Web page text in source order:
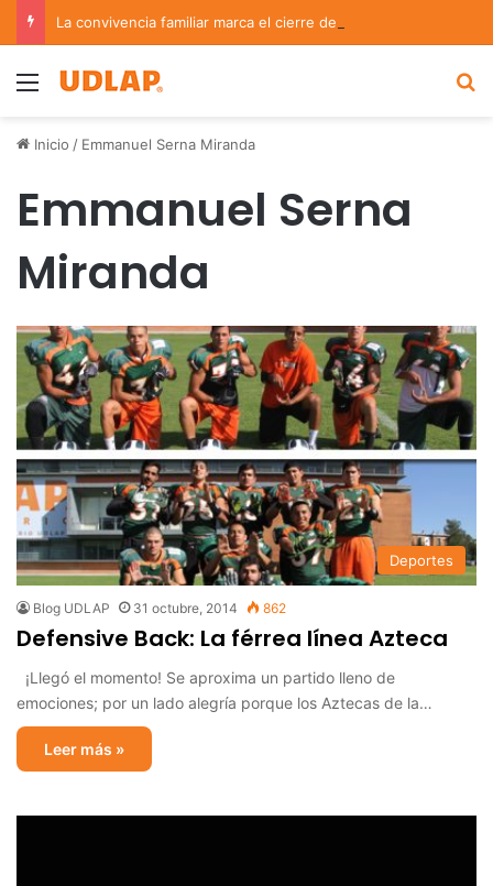
Menu
Inicio / Emmanuel Serna Miranda
Emmanuel Serna
Miranda
Deportes
Blog UDLAP 31 octubre, 2014 862
Defensive Back: La férrea línea Azteca
¡Llegó el momento! Se aproxima un partido lleno de
emociones; por un lado alegría porque los Aztecas de la…
Leer más »